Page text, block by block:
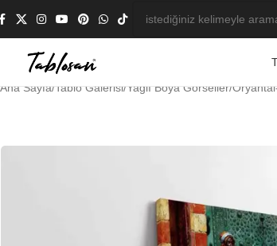
Ana Sayfa/ Tablo Galerisi/ Yağlı Boya Görseller/